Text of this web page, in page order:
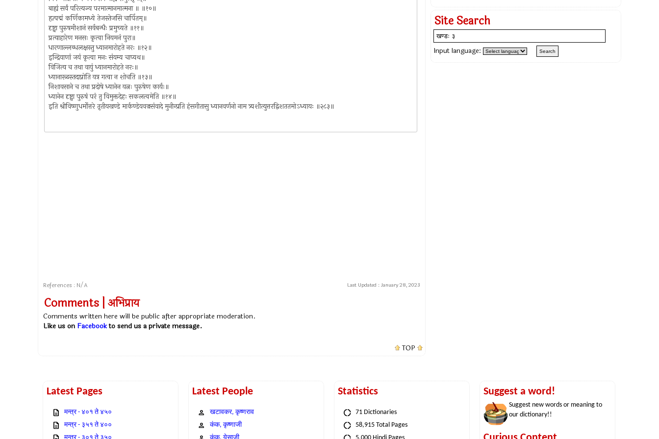
बाह्यं सर्वं परित्यज्य परमात्मानमात्मना ॥ ॥१०॥
हृत्पद्मं कर्णिकामध्ये तेजस्तेजसि चार्पितम्॥
दृष्ट्वा पुरुषमीशानं सर्वबन्धैः प्रमुच्यते ॥११॥
प्रत्याहारेण मनसः कृत्वा नियमनं पुरा॥
धारणाल्लब्धलक्षस्तु ध्यानमारोहते नरः ॥१२॥
इन्द्रियाणां जयं कृत्वा मनः संयम्य चाप्यथ॥
विजित्य च तथा वायुं ध्यानमारोहते नरः॥
ध्यानारूढस्तदाप्नोति यत्र गत्वा न शोचति ॥१३॥
निशावसाने च तथा प्रदोषे ध्यानेन यत्नः पुरुषेण कार्यः॥
ध्यानेन दृष्ट्वा पुरुषं परं तु विमुक्तदेहः सकलत्वमेति ॥१४॥
इति श्रीविष्णुधर्मोत्तरे तृतीयखण्डे मार्कण्डेयवज्रसंवादे मुनीन्प्रति हंसगीतासु ध्यानवर्णनो नाम त्र्यशीत्युत्तरद्विशततमोऽध्यायः ॥२८३॥
References : N/A Last Updated : January 28, 2023
Comments | अभिप्राय
Comments written here will be public after appropriate moderation.
Like us on Facebookto send us a private message.
TOP
Site Search
Input language:
Latest Pages
मन्त्र - ४०१ ते ४५०
मन्त्र - ३५१ ते ४००
Latest People
खटावकर, कृष्णराव
कंक, कृष्णाजी
Statistics
71 Dictionaries
58,915 Total Pages
Suggest a word!
Suggest new words or meaning to
our dictionary!!